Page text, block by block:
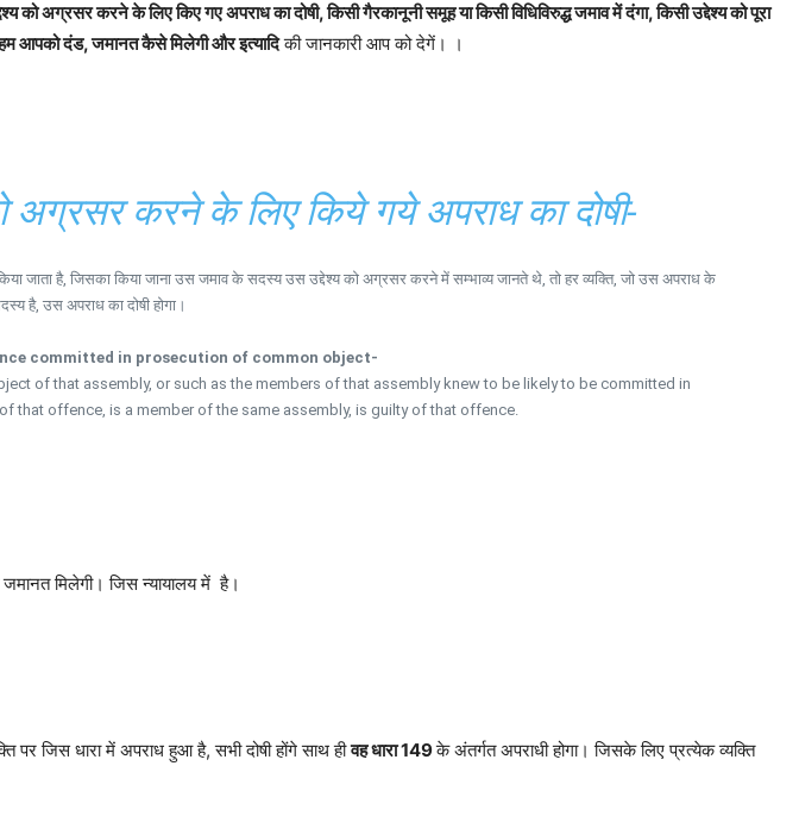
को अग्रसर करने के लिए किए गए अपराध का दोषी, किसी गैरकानूनी समूह या किसी विधिविरुद्ध जमाव में दंगा, किसी उद्देश्य को पूरा
आपको दंड, जमानत कैसे मिलेगी और इत्यादिकी जानकारी आप को देगें। ।
अग्रसर करने के लिए किये गये अपराध का दोषी-
जाता है, जिसका किया जाना उस जमाव के सदस्य उस उद्देश्य को अग्रसर करने में सम्भाव्य जानते थे, तो हर व्यक्ति, जो उस अपराध के
है, उस अपराध का दोषी होगा।
committed in prosecution of common object-
of that assembly, or such as the members of that assembly knew to be likely to be committed in
that offence, is a member of the same assembly, is guilty of that offence.
मिलेगी। जिस न्यायालय में है।
पर जिस धारा में अपराध हुआ है, सभी दोषी होंगे साथ हीवह धारा 149के अंतर्गत अपराधी होगा। जिसके लिए प्रत्येक व्यक्ति